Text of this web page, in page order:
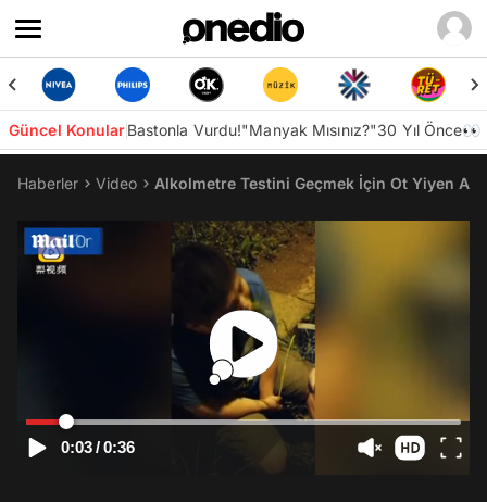
Güncel KonularBastonla Vurdu!"Manyak Mısınız?"30 Yıl Önce👀
Haberler Video Alkolmetre Testini Geçmek İçin Ot Yiyen
0:03/0:36